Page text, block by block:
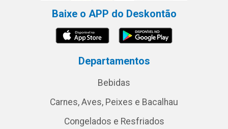
Baixe o APP do Deskontão
Departamentos
Bebidas
Carnes, Aves, Peixes e Bacalhau
Congelados e Resfriados